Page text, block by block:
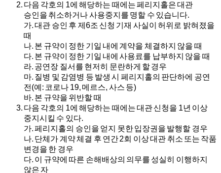
다음 각호의 1에 해당하는 때에는 페리지홀은 대관
승인을 취소하거나 사용중지를 명할 수 있습니다.
가.대관 승인 후 제6조 신청 기재 사실이 허위로 밝혀졌을
때
나. 본 규약이 정한 기일 내에 계약을 체결하지 않을 때
다. 본 규약이 정한 기일 내에 사용료를 납부하지 않을 때
라. 공연장 질서를 현저히 문란하게 할 경우
마. 질병 및 감염병 등 발생 시 페리지홀의 판단하에 공연
전(예: 코로나 19, 메르스, 사스 등)
바. 본 규약을 위반할 때
다음 각호의 1에 해당하는 때에는 대관 신청을 1년 이상
중지시킬 수 있다.
가.페리지홀의 승인을 얻지 못한 입장권을 발행할 경우
나. 단체가 계약 체결 후 연간 2회 이상 대관 취소 또는 작품
변경을 한 경우
다. 이 규약에 따른 손해배상의 의무를 성실히 이행하지
않은 자